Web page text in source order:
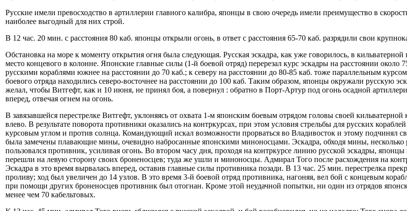
Русские имели превосходство в артиллерии главного калибра, японцы в свою очередь имели преимущество в
наиболее выгодный для них строй.
В 12 час. 20 мин. с расстояния 80 каб. японцы открыли огонь, в ответ с расстояния 65-70 каб. разрядили свои
Обстановка на море к моменту открытия огня была следующая. Русская эскадра, как уже говорилось, в
место концевого в колонне. Японские главные силы (1-й боевой отряд) перерезал курс эскадры на расстоянии
русскими кораблями южнее на расстоянии до 70 каб.; к северу на расстоянии до 80-85 каб. тоже параллельным
боевого отряда находились северо-восточнее на расстоянии до 100 каб. Таким образом, японцы окружали русскую
желал, чтобы Витгефт, как и 10 июня, не принял боя, а повернул : обратно в Порт-Артур под огонь осадной
вперед, отвечая огнем на огонь.
В завязавшейся перестрелке Витгефт, уклоняясь от охвата 1-м японским боевым отрядом головы своей
влево. В результате поворота противники оказались на контркурсах, при этом условия стрельбы для русских
курсовым углом и против солнца. Командующий искал возможности прорваться во Владивосток и этому подчинял
была замечены плавающие мины, очевидно набросанные японскими миноносцами. Эскадра, обходя мины, несколько
пользовался противник, усиливая огонь. Во втором часу дня, проходя на контркурсе линию русской эскадры,
перешли на левую сторону своих броненосцев; туда же ушли и миноносцы. Адмирал Того после расхождения на
Эскадра в это время вырвалась вперед, оставив главные силы противника позади. В 13 час. 25 мин. перестрелка
проливу; ход был увеличен до 14 узлов. В это время 3-й боевой отряд противника, нагоняя, вел бой с концевым
при помощи других броненосцев противник был отогнан. Кроме этой неудачной попытки, ни один из отрядов
менее чем 70 кабельтовых.